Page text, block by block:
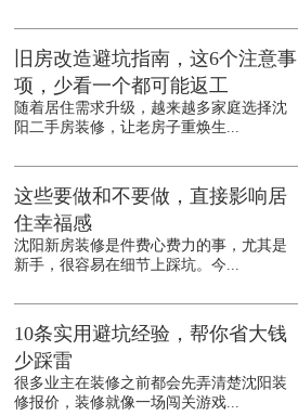
旧房改造避坑指南，这6个注意事
项，少看一个都可能返工
随着居住需求升级，越来越多家庭选择沈
阳二手房装修，让老房子重焕生...
这些要做和不要做，直接影响居
住幸福感
沈阳新房装修是件费心费力的事，尤其是
新手，很容易在细节上踩坑。今...
10条实用避坑经验，帮你省大钱
少踩雷
很多业主在装修之前都会先弄清楚沈阳装
修报价，装修就像一场闯关游戏...